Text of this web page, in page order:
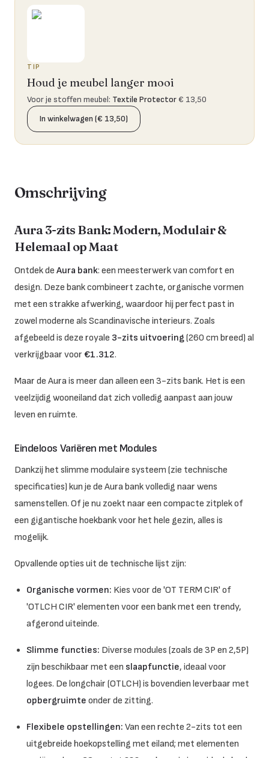
TIP
Houd je meubel langer mooi
Voor je stoffen meubel: Textile Protector€ 13,50
In winkelwagen (€ 13,50)
Omschrijving
Aura 3-zits Bank: Modern, Modulair &
Helemaal op Maat
Ontdek de Aura bank: een meesterwerk van comfort en
design. Deze bank combineert zachte, organische vormen
met een strakke afwerking, waardoor hij perfect past in
zowel moderne als Scandinavische interieurs. Zoals
afgebeeld is deze royale 3-zits uitvoering(260 cm breed) al
verkrijgbaar voor €1.312.
Maar de Aura is meer dan alleen een 3-zits bank. Het is een
veelzijdig wooneiland dat zich volledig aanpast aan jouw
leven en ruimte.
Eindeloos Variëren met Modules
Dankzij het slimme modulaire systeem (zie technische
specificaties) kun je de Aura bank volledig naar wens
samenstellen. Of je nu zoekt naar een compacte zitplek of
een gigantische hoekbank voor het hele gezin, alles is
mogelijk.
Opvallende opties uit de technische lijst zijn:
Organische vormen: Kies voor de 'OT TERM CIR' of
'OTLCH CIR' elementen voor een bank met een trendy,
afgerond uiteinde.
Slimme functies: Diverse modules (zoals de 3P en 2,5P)
zijn beschikbaar met een slaapfunctie, ideaal voor
logees. De longchair (OTLCH) is bovendien leverbaar met
opbergruimte onder de zitting.
Flexibele opstellingen: Van een rechte 2-zits tot een
uitgebreide hoekopstelling met eiland; met elementen